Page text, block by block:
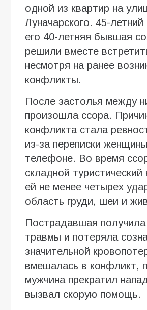
одной из квартир на
Луначарского. 45-
его 40-летняя бывшая
решили вместе
несмотря на ранее
конфликты.
После застолья между
произошла ссора.
конфликта стала
из-за переписки
телефоне. Во время
складной
ей не менее четырех
область груди, шеи и
Пострадавшая
травмы и потеряла
значительной
вмешалась в конфликт,
мужчина прекратил
вызвал скорую помощь.